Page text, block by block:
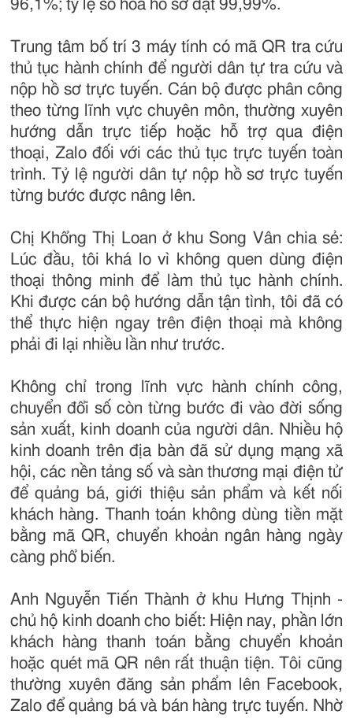
96,1%; tỷ lệ số hóa hồ sơ đạt 99,99%.
Trung tâm bố trí 3 máy tính có mã QR tra cứu
thủ tục hành chính để người dân tự tra cứu và
nộp hồ sơ trực tuyến. Cán bộ được phân công
theo từng lĩnh vực chuyên môn, thường xuyên
hướng dẫn trực tiếp hoặc hỗ trợ qua điện
thoại, Zalo đối với các thủ tục trực tuyến toàn
trình. Tỷ lệ người dân tự nộp hồ sơ trực tuyến
từng bước được nâng lên.
Chị Khổng Thị Loan ở khu Song Vân chia sẻ:
Lúc đầu, tôi khá lo vì không quen dùng điện
thoại thông minh để làm thủ tục hành chính.
Khi được cán bộ hướng dẫn tận tình, tôi đã có
thể thực hiện ngay trên điện thoại mà không
phải đi lại nhiều lần như trước.
Không chỉ trong lĩnh vực hành chính công,
chuyển đổi số còn từng bước đi vào đời sống
sản xuất, kinh doanh của người dân. Nhiều hộ
kinh doanh trên địa bàn đã sử dụng mạng xã
hội, các nền tảng số và sàn thương mại điện tử
để quảng bá, giới thiệu sản phẩm và kết nối
khách hàng. Thanh toán không dùng tiền mặt
bằng mã QR, chuyển khoản ngân hàng ngày
càng phổ biến.
Anh Nguyễn Tiến Thành ở khu Hưng Thịnh -
chủ hộ kinh doanh cho biết: Hiện nay, phần lớn
khách hàng thanh toán bằng chuyển khoản
hoặc quét mã QR nên rất thuận tiện. Tôi cũng
thường xuyên đăng sản phẩm lên Facebook,
Zalo để quảng bá và bán hàng trực tuyến. Nhờ